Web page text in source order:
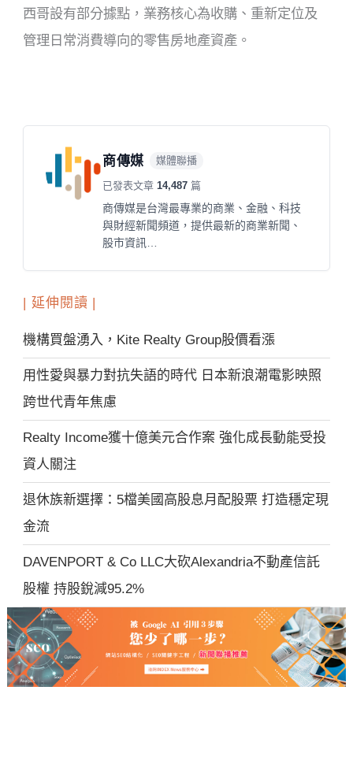
西哥設有部分據點，業務核心為收購、重新定位及
管理日常消費導向的零售房地產資產。
商傳媒 媒體聯播
已發表文章 14,487 篇
商傳媒是台灣最專業的商業、金融、科技
與財經新聞頻道，提供最新的商業新聞、
股市資訊…
| 延伸閱讀 |
機構買盤湧入，Kite Realty Group股價看漲
用性愛與暴力對抗失語的時代 日本新浪潮電影映照
跨世代青年焦慮
Realty Income獲十億美元合作案 強化成長動能受投
資人關注
退休族新選擇：5檔美國高股息月配股票 打造穩定現
金流
DAVENPORT & Co LLC大砍Alexandria不動產信託
股權 持股銳減95.2%